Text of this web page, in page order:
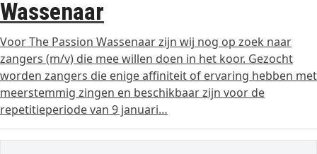
Wassenaar
Voor The Passion Wassenaar zijn wij nog op zoek naar
zangers (m/v) die mee willen doen in het koor. Gezocht
worden zangers die enige affiniteit of ervaring hebben met
meerstemmig zingen en beschikbaar zijn voor de
repetitieperiode van 9 januari…